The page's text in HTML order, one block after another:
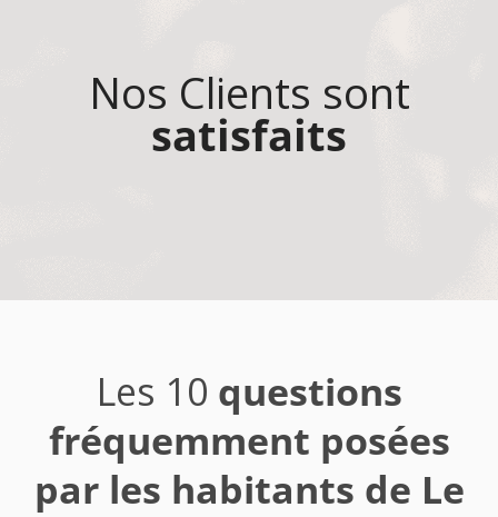
Nos Clients sont
satisfaits
Les 10 questions
fréquemment posées
par les habitants de Le